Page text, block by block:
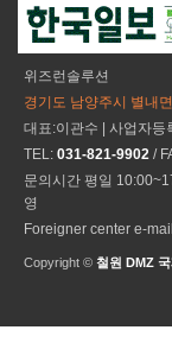
위즈런솔루션
경기도 남양주시 별내
대표:이관수 | 사업자
TEL: 031-821-9902 /
문의시간 평일
영
Foreigner center e-
Copyright © 철원 DMZ 국